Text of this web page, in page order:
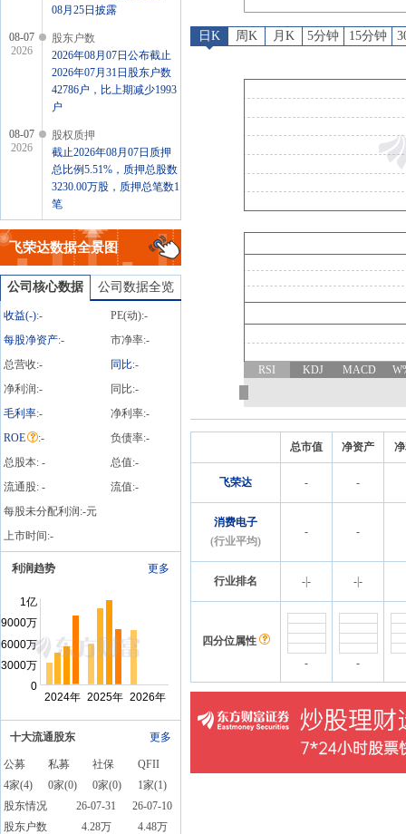
08月25日披露
08-07
2026
股东户数
2026年08月07日公布截止
2026年07月31日股东户数
42786户，比上期减少1993
户
08-07
2026
股权质押
截止2026年08月07日质押
总比例5.51%，质押总股数
3230.00万股，质押总笔数1
笔
07-31
2026
公告
2026年07月31日发布《飞
荣达:关于提前归还部分暂
时补充流动资金的闲置募
集资金的公告》
飞荣达数据全景图
公司核心数据 公司数据全览
收益(-):- PE(动):-
每股净资产:- 市净率:-
总营收:- 同比:-
净利润:- 同比:-
毛利率:- 净利率:-
ROE
:- 负债率:-
总股本: - 总值:-
流通股: - 流值:-
每股未分配利润:-元
上市时间:-
利润趋势 更多
十大流通股东 更多
公募 私募 社保
QFII
4家(4) 0家(0) 0家(0) 1家(1)
股东情况
26-07-31
26-07-10
股东户数
4.28万
4.48万
日K 周K 月K 5分钟 15分钟
RSI KDJ MACD
总市值 净资产
飞荣达 - -
消费电子
(行业平均)
- -
行业排名 -- --
四分位属性
-
-